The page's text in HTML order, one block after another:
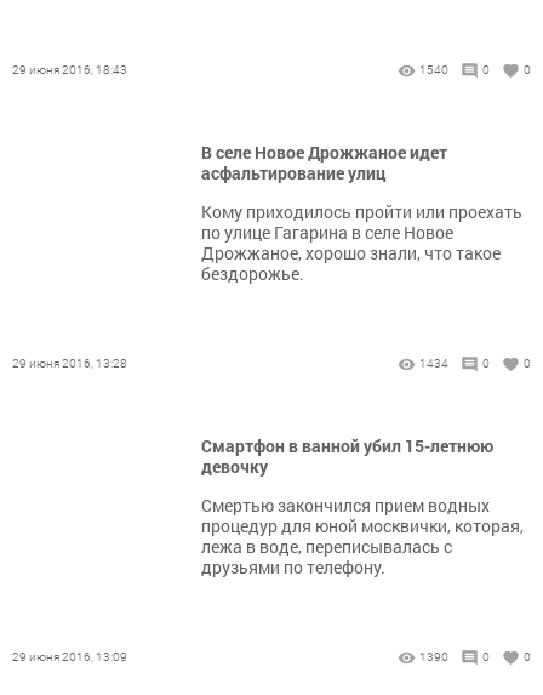
29 июня 2016, 18:43 1540 0 0
В селе Новое Дрожжаное идет
асфальтирование улиц
Кому приходилось пройти или проехать
по улице Гагарина в селе Новое
Дрожжаное, хорошо знали, что такое
бездорожье.
29 июня 2016, 13:28 1434 0 0
Смартфон в ванной убил 15-летнюю
девочку
Смертью закончился прием водных
процедур для юной москвички, которая,
лежа в воде, переписывалась с
друзьями по телефону.
29 июня 2016, 13:09 1390 0 0